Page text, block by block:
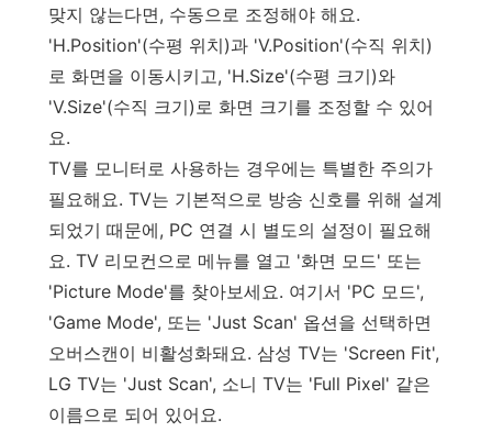
맞지 않는다면, 수동으로 조정해야 해요.
'H.Position'(수평 위치)과 'V.Position'(수직 위치)
로 화면을 이동시키고, 'H.Size'(수평 크기)와
'V.Size'(수직 크기)로 화면 크기를 조정할 수 있어
요.
TV를 모니터로 사용하는 경우에는 특별한 주의가
필요해요. TV는 기본적으로 방송 신호를 위해 설계
되었기 때문에, PC 연결 시 별도의 설정이 필요해
요. TV 리모컨으로 메뉴를 열고 '화면 모드' 또는
'Picture Mode'를 찾아보세요. 여기서 'PC 모드',
'Game Mode', 또는 'Just Scan' 옵션을 선택하면
오버스캔이 비활성화돼요. 삼성 TV는 'Screen Fit',
LG TV는 'Just Scan', 소니 TV는 'Full Pixel' 같은
이름으로 되어 있어요.